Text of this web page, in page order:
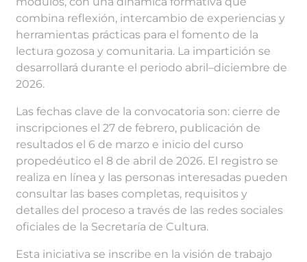
combina reflexión, intercambio de experiencias y
herramientas prácticas para el fomento de la
lectura gozosa y comunitaria. La impartición se
desarrollará durante el periodo abril–diciembre de
2026.
Las fechas clave de la convocatoria son: cierre de
inscripciones el 27 de febrero, publicación de
resultados el 6 de marzo e inicio del curso
propedéutico el 8 de abril de 2026. El registro se
realiza en línea y las personas interesadas pueden
consultar las bases completas, requisitos y
detalles del proceso a través de las redes sociales
oficiales de la Secretaría de Cultura.
Esta iniciativa se inscribe en la visión de trabajo